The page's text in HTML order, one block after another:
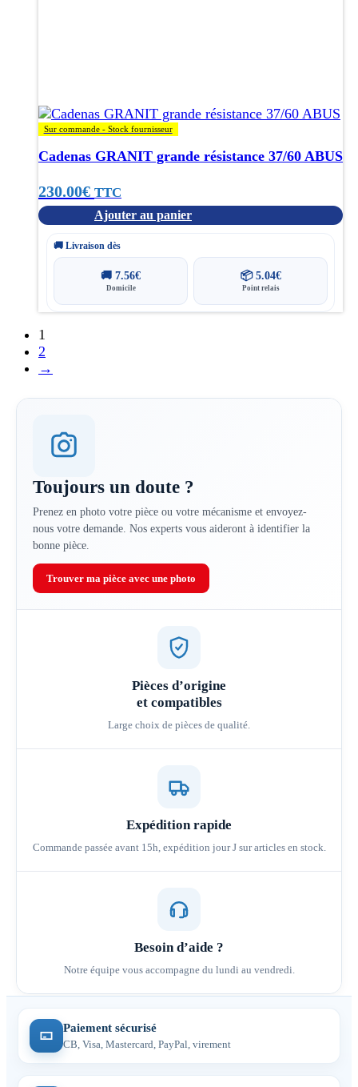
Sur commande - Stock fournisseur
Cadenas GRANIT grande résistance 37/60 ABUS
230.00€ TTC
Ajouter au panier
🚚 Livraison dès
🚚 7.56€
Domicile
📦 5.04€
Point relais
1
2
→
Toujours un doute ?
Prenez en photo votre pièce ou votre mécanisme et envoyez-
nous votre demande. Nos experts vous aideront à identifier la
bonne pièce.
Trouver ma pièce avec une photo
Pièces d’origine
et compatibles
Large choix de pièces de qualité.
Expédition rapide
Commande passée avant 15h, expédition jour J sur articles en stock.
Besoin d’aide ?
Notre équipe vous accompagne du lundi au vendredi.
Paiement sécurisé
CB, Visa, Mastercard, PayPal, virement